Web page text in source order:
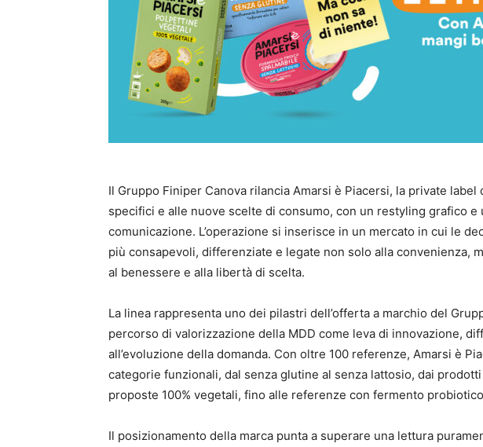
Il Gruppo Finiper Canova rilancia Amarsi è Piacersi, la private
specifici e alle nuove scelte di consumo, con un restyling grafico e
comunicazione. L’operazione si inserisce in un mercato in cui le
più consapevoli, differenziate e legate non solo alla convenienza,
al benessere e alla libertà di scelta.
La linea rappresenta uno dei pilastri dell’offerta a marchio del
percorso di valorizzazione della MDD come leva di innovazione,
all’evoluzione della domanda. Con oltre 100 referenze, Amarsi è
categorie funzionali, dal senza glutine al senza lattosio, dai
proposte 100% vegetali, fino alle referenze con fermento
Il posizionamento della marca punta a superare una lettura